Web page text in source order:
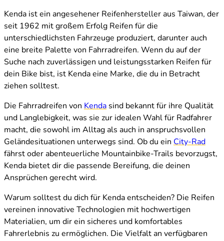
Kenda ist ein angesehener Reifenhersteller aus Taiwan, der
seit 1962 mit großem Erfolg Reifen für die
unterschiedlichsten Fahrzeuge produziert, darunter auch
eine breite Palette von Fahrradreifen. Wenn du auf der
Suche nach zuverlässigen und leistungsstarken Reifen für
dein Bike bist, ist Kenda eine Marke, die du in Betracht
ziehen solltest.
Die Fahrradreifen von Kenda sind bekannt für ihre Qualität
und Langlebigkeit, was sie zur idealen Wahl für Radfahrer
macht, die sowohl im Alltag als auch in anspruchsvollen
Geländesituationen unterwegs sind. Ob du ein City-Rad
fährst oder abenteuerliche Mountainbike-Trails bevorzugst,
Kenda bietet dir die passende Bereifung, die deinen
Ansprüchen gerecht wird.
Warum solltest du dich für Kenda entscheiden? Die Reifen
vereinen innovative Technologien mit hochwertigen
Materialien, um dir ein sicheres und komfortables
Fahrerlebnis zu ermöglichen. Die Vielfalt an verfügbaren